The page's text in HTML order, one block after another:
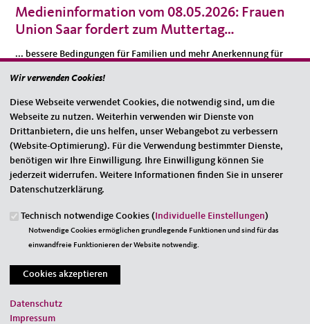
Medieninformation vom 08.05.2026: Frauen
Union Saar fordert zum Muttertag…
... bessere Bedingungen für Familien und mehr Anerkennung für
20.11.2024
FU Saar: Medieninformation vom 22.11.2024
Wir verwenden Cookies!
Diese Webseite verwendet Cookies, die notwendig sind, um die
Webseite zu nutzen. Weiterhin verwenden wir Dienste von
Drittanbietern, die uns helfen, unser Webangebot zu verbessern
(Website-Optimierung). Für die Verwendung bestimmter Dienste,
benötigen wir Ihre Einwilligung. Ihre Einwilligung können Sie
jederzeit widerrufen. Weitere Informationen finden Sie in unserer
Datenschutzerklärung.
Technisch notwendige Cookies ( Individuelle Einstellungen)
Notwendige Cookies ermöglichen grundlegende Funktionen und sind für das
einwandfreie Funktionieren der Website notwendig.
Datenschutz
Impressum